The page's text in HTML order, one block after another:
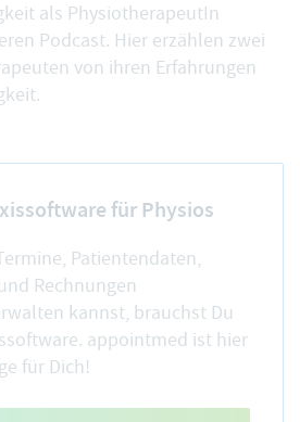
als PhysiotherapeutIn
Podcast. Hier erzählen zwei
von ihren Erfahrungen
.
für Physios
Patientendaten,
Rechnungen
kannst, brauchst Du
appointmed ist hier
für Dich!